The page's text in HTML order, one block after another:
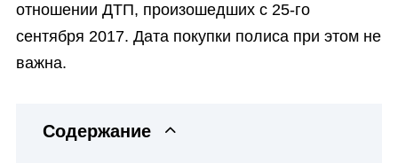
отношении ДТП, произошедших с 25-го
сентября 2017. Дата покупки полиса при этом не
важна.
Содержание